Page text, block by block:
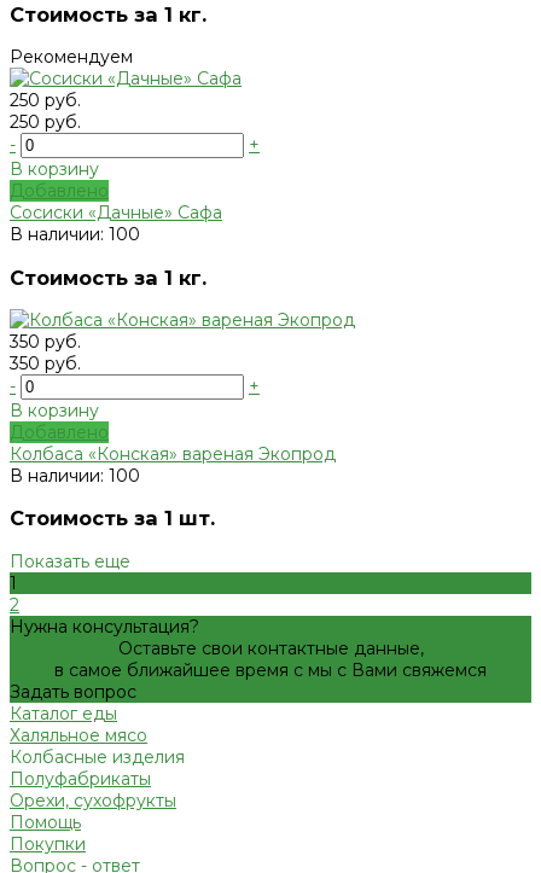
Стоимость за 1 кг.
Рекомендуем
250 руб.
250 руб.
-
+
В корзину
Добавлено
Сосиски «Дачные» Сафа
В наличии: 100
Стоимость за 1 кг.
350 руб.
350 руб.
-
+
В корзину
Добавлено
Колбаса «Конская» вареная Экопрод
В наличии: 100
Стоимость за 1 шт.
Показать еще
1
2
Нужна консультация?
Оставьте свои контактные данные,
в самое ближайшее время с мы с Вами свяжемся
Задать вопрос
Каталог еды
Халяльное мясо
Колбасные изделия
Полуфабрикаты
Орехи, сухофрукты
Помощь
Покупки
Вопрос - ответ